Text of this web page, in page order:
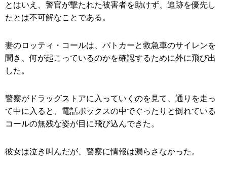
とはいえ、警官が撃たれた被害者を助けず、追跡を優先し
たとは不可解なことである。
妻のロッティ・コールは、パトカーと救急車のサイレンを
聞き、何が起こっているのかを確認するために外に飛び出
した。
警察がドラッグストアに入っていくのを見て、通りを走っ
て中に入ると、電話ボックスの中でぐったりと倒れている
コールの無残な姿が目に飛び込んできた。
彼女は泣き叫んだが、警察に情報は漏らさなかった。